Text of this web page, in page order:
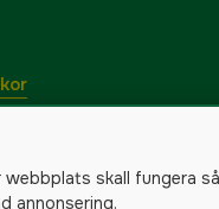
skall fungera
annonsering.